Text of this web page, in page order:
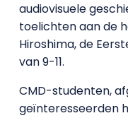
audiovisuele
toelichten aan de
Hiroshima, de
van 9-11.
CMD-studenten,
geïnteresseerden